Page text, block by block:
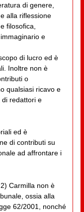
di genere,
alla riflessione
filosofica,
e
di lucro ed è
Inoltre non è
o
qualsiasi ricavo e
di redattori e
ed è
di contributi su
ad affrontare i
Carmilla non è
ossia alla
62/2001, nonché